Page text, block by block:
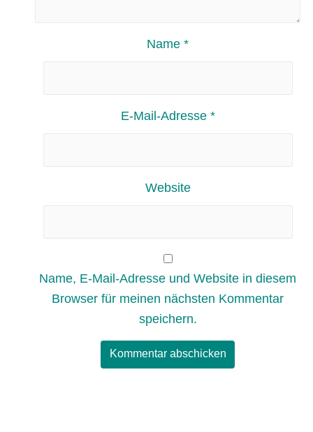
Name *
E-Mail-Adresse *
Website
Name, E-Mail-Adresse und Website in diesem
Browser für meinen nächsten Kommentar
speichern.